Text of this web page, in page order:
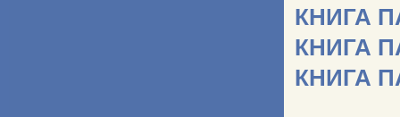
КНИГА
КНИГА
КНИГА